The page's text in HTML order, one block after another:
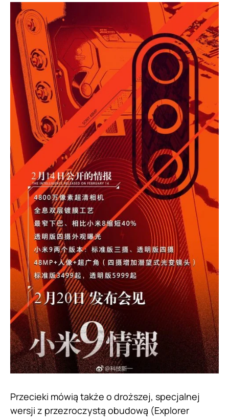
Przecieki mówią także o droższej, specjalnej
wersji z przezroczystą obudową (Explorer